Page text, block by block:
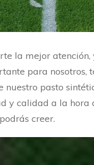
la mejor atención,
para nosotros,
nuestro pasto
y calidad a la hora
creer.